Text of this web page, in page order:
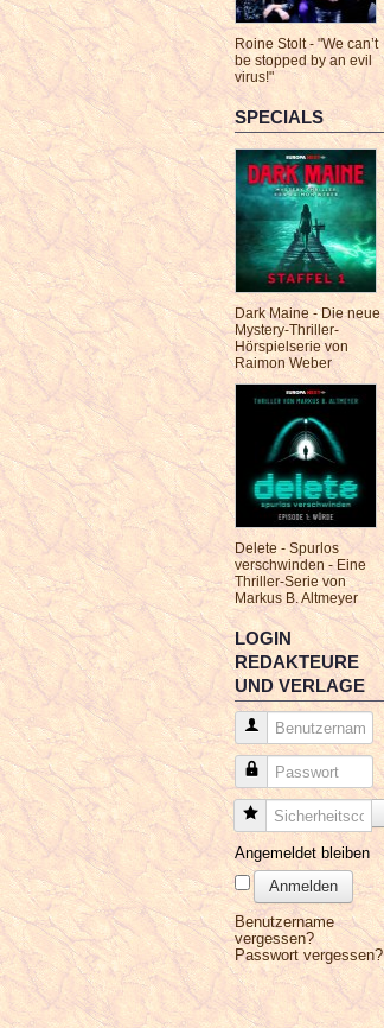
Roine Stolt - "We can’t
be stopped by an evil
virus!"
SPECIALS
Dark Maine - Die neue
Mystery-Thriller-
Hörspielserie von
Raimon Weber
Delete - Spurlos
verschwinden - Eine
Thriller-Serie von
Markus B. Altmeyer
LOGIN
REDAKTEURE
UND VERLAGE
Benutzername
Passwort
Sicherheitscode
Angemeldet bleiben
Anmelden
Benutzername
vergessen?
Passwort vergessen?